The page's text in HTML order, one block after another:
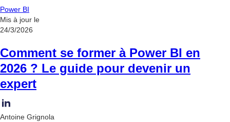
Power BI
Mis à jour le
24/3/2026
Comment se former à Power BI en
2026 ? Le guide pour devenir un
expert
Antoine Grignola